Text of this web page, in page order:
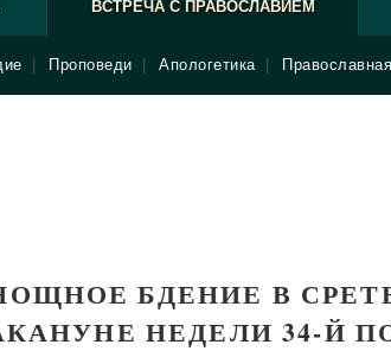
ВСТРЕЧА С ПРАВОСЛАВИЕМ
Проповеди Апологетика
БДЕНИЕ В
НЕДЕЛИ 34-Й